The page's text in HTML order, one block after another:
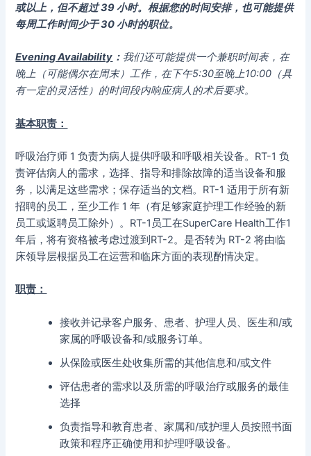
或以上，但不超过 39 小时。根据您的时间安排，也可能提供
每周工作时间少于 30 小时的职位。
Evening Availability ： 我们还可能提供一个兼职时间表，在
晚上（可能偶尔在周末）工作，在下午5:30至晚上10:00（具
有一定的灵活性）的时间段内响应病人的术后要求。
基本职责：
呼吸治疗师 1 负责为病人提供呼吸和呼吸相关设备。RT-1 负
责评估病人的需求，选择、指导和排除故障的适当设备和服
务，以满足这些需求；保存适当的文档。RT-1 适用于所有新
招聘的员工，至少工作 1 年（有足够家庭护理工作经验的新
员工或返聘员工除外）。RT-1员工在SuperCare Health工作1
年后，将有资格被考虑过渡到RT-2。是否转为 RT-2 将由临
床领导层根据员工在运营和临床方面的表现酌情决定。
职责：
接收并记录客户服务、患者、护理人员、医生和/或
家属的呼吸设备和/或服务订单。
从保险或医生处收集所需的其他信息和/或文件
评估患者的需求以及所需的呼吸治疗或服务的最佳
选择
负责指导和教育患者、家属和/或护理人员按照书面
政策和程序正确使用和护理呼吸设备。